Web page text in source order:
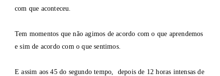
com que aconteceu.
Tem momentos que não agimos de acordo com o que aprendemos
e sim de acordo com o que sentimos.
E assim aos 45 do segundo tempo, depois de 12 horas intensas de